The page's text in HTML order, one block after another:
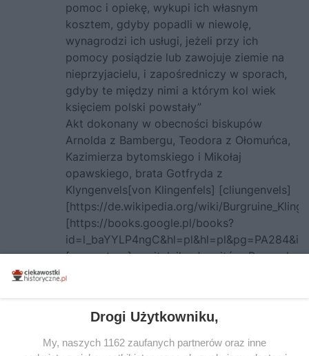
pomoc i opiekę, wykupi ich własnym
kosztem, gdyby popadli w niewolę,
wynagrodzi ich usługi, jeżeli przy ich
pomocy posiądzie lub zawojuje ziemie na
nieprzyjacielu, i zapośredniczy w sporach,
gdyby te między nimi a którym kol wiek
księciem polski powstały”
Akt dokonany w obecności biskupów
Arnolda z Bambergu, Teodora z Ołomuńca,
Kazimierza bytomskiego i Mikołaj
opawskiego, brata Gotfryda z
Klyngenvels[von Klingenfels] [cliungenvels]
[https://de.wikipedia.org/wiki/
[https://books.google.pl/books?
[preceptora] szpitalnika Joanitów, Bernarda
biskupa Miśni, Jana biskupa Wyszehradu i
von Oppeln, verpslichten sich zur Lehnshulfe
Drogi Użytkowniku,
My, naszych 1162 zaufanych partnerów oraz inne